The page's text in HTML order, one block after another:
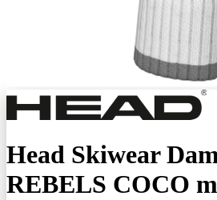
Head Skiwear
REBELS COCO